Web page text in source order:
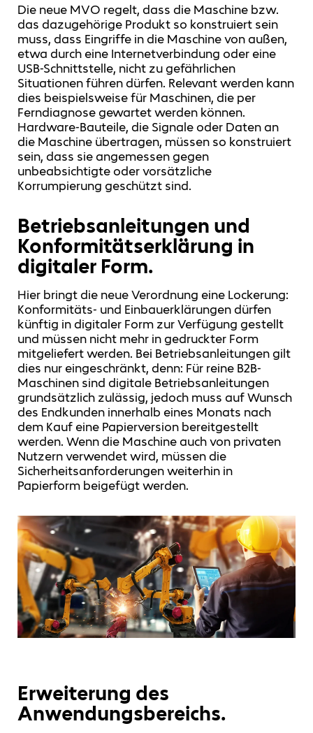
Die neue MVO regelt, dass die Maschine bzw.
das dazugehörige Produkt so konstruiert sein
muss, dass Eingriffe in die Maschine von außen,
etwa durch eine Internetverbindung oder eine
USB-Schnittstelle, nicht zu gefährlichen
Situationen führen dürfen. Relevant werden kann
dies beispielsweise für Maschinen, die per
Ferndiagnose gewartet werden können.
Hardware-Bauteile, die Signale oder Daten an
die Maschine übertragen, müssen so konstruiert
sein, dass sie angemessen gegen
unbeabsichtigte oder vorsätzliche
Korrumpierung geschützt sind.
Betriebsanleitungen und
Konformitätserklärung in
digitaler Form.
Hier bringt die neue Verordnung eine Lockerung:
Konformitäts- und Einbauerklärungen dürfen
künftig in digitaler Form zur Verfügung gestellt
und müssen nicht mehr in gedruckter Form
mitgeliefert werden. Bei Betriebsanleitungen gilt
dies nur eingeschränkt, denn: Für reine B2B-
Maschinen sind digitale Betriebsanleitungen
grundsätzlich zulässig, jedoch muss auf Wunsch
des Endkunden innerhalb eines Monats nach
dem Kauf eine Papierversion bereitgestellt
werden. Wenn die Maschine auch von privaten
Nutzern verwendet wird, müssen die
Sicherheitsanforderungen weiterhin in
Papierform beigefügt werden.
Erweiterung des
Anwendungsbereichs.